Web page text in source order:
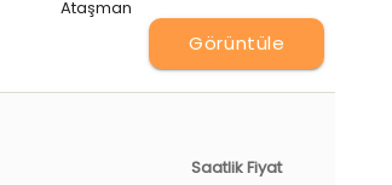
Ataşman
Görüntüle
Saatlik Fiyat